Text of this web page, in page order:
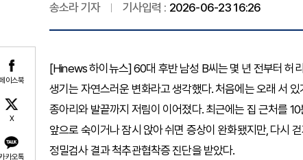
이스북
X
카오톡
송소라 기자 기사입력 : 2026-06-23 16:26
[Hinews 하이뉴스] 60대 후반 남성 B씨는 몇 년 전부터 허
생기는 자연스러운 변화라고 생각했다. 처음에는 오래 서
종아리와 발끝까지 저림이 이어졌다. 최근에는 집 근처를
앞으로 숙이거나 잠시 앉아 쉬면 증상이 완화됐지만, 다시
정밀검사 결과 척추관협착증 진단을 받았다.